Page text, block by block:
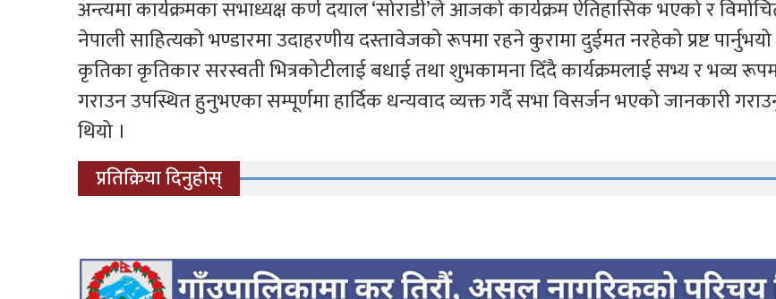
अन्त्यमा कार्यक्रमका सभाध्यक्ष कर्ण दयाल ‘सोराडी’ले आजको कार्यक्रम ऐतिहासिक भएको र
नेपाली साहित्यको भण्डारमा उदाहरणीय दस्तावेजको रूपमा रहने कुरामा दुईमत नरहेको प्रष्ट
कृतिका कृतिकार सरस्वती भित्रकोटीलाई बधाई तथा शुभकामना दिँदै कार्यक्रमलाई सभ्य र भव्य
गराउन उपस्थित हुनुभएका सम्पूर्णमा हार्दिक धन्यवाद व्यक्त गर्दै सभा विसर्जन भएको जानकारी
थियो ।
प्रतिक्रिया दिनुहोस्